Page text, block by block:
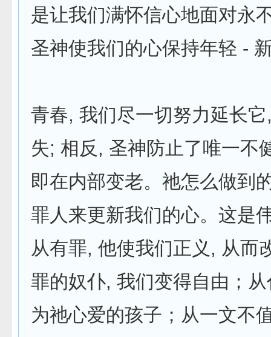
是让我们满怀信心地面对永
圣神使我们的心保持年轻 -
青春, 我们尽一切努力延长
失; 相反, 圣神防止了唯一不
即在内部变老。祂怎么做到
罪人来更新我们的心。这是
从有罪, 他使我们正义, 从而
罪的奴仆, 我们变得自由；
为祂心爱的孩子；从一文不